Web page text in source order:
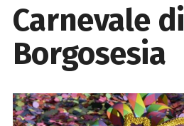
Carnevale di
Borgosesia